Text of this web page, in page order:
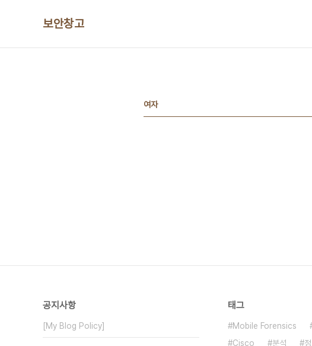
보안창고
여자
공지사항
[My Blog Policy]
태그
Mobile Forensics
Cisco
분석